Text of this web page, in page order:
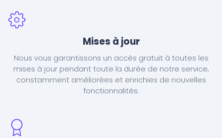
Mises à jour
Nous vous garantissons un accès gratuit à toutes les
mises à jour pendant toute la durée de notre service,
constamment améliorées et enrichies de nouvelles
fonctionnalités.